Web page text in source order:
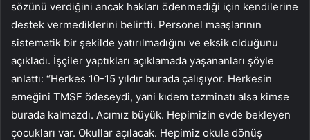
sözünü verdiğini ancak hakları ödenmediği için kendilerine
destek vermediklerini belirtti. Personel maaşlarının
sistematik bir şekilde yatırılmadığını ve eksik olduğunu
açıkladı. İşçiler yaptıkları açıklamada yaşananları şöyle
anlattı: “Herkes 10-15 yıldır burada çalışıyor. Herkesin
emeğini TMSF ödeseydi, yani kıdem tazminatı alsa kimse
burada kalmazdı. Acımız büyük. Hepimizin evde bekleyen
çocukları var. Okullar açılacak. Hepimiz okula dönüş